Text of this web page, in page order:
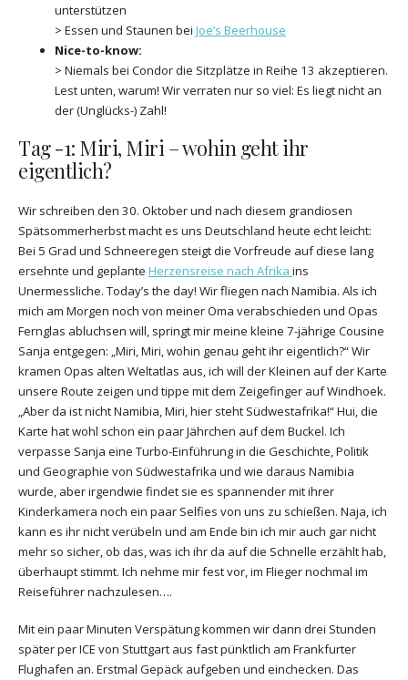
unterstützen
> Essen und Staunen bei Joe’s Beerhouse
Nice-to-know:
> Niemals bei Condor die Sitzplätze in Reihe 13 akzeptieren.
Lest unten, warum! Wir verraten nur so viel: Es liegt nicht an
der (Unglücks-) Zahl!
Tag -1: Miri, Miri – wohin geht ihr
eigentlich?
Wir schreiben den 30. Oktober und nach diesem grandiosen
Spätsommerherbst macht es uns Deutschland heute echt leicht:
Bei 5 Grad und Schneeregen steigt die Vorfreude auf diese lang
ersehnte und geplante Herzensreise nach Afrika ins
Unermessliche. Today’s the day! Wir fliegen nach Namibia. Als ich
mich am Morgen noch von meiner Oma verabschieden und Opas
Fernglas abluchsen will, springt mir meine kleine 7-jährige Cousine
Sanja entgegen: „Miri, Miri, wohin genau geht ihr eigentlich?“ Wir
kramen Opas alten Weltatlas aus, ich will der Kleinen auf der Karte
unsere Route zeigen und tippe mit dem Zeigefinger auf Windhoek.
„Aber da ist nicht Namibia, Miri, hier steht Südwestafrika!“ Hui, die
Karte hat wohl schon ein paar Jährchen auf dem Buckel. Ich
verpasse Sanja eine Turbo-Einführung in die Geschichte, Politik
und Geographie von Südwestafrika und wie daraus Namibia
wurde, aber irgendwie findet sie es spannender mit ihrer
Kinderkamera noch ein paar Selfies von uns zu schießen. Naja, ich
kann es ihr nicht verübeln und am Ende bin ich mir auch gar nicht
mehr so sicher, ob das, was ich ihr da auf die Schnelle erzählt hab,
überhaupt stimmt. Ich nehme mir fest vor, im Flieger nochmal im
Reiseführer nachzulesen….
Mit ein paar Minuten Verspätung kommen wir dann drei Stunden
später per ICE von Stuttgart aus fast pünktlich am Frankfurter
Flughafen an. Erstmal Gepäck aufgeben und einchecken. Das